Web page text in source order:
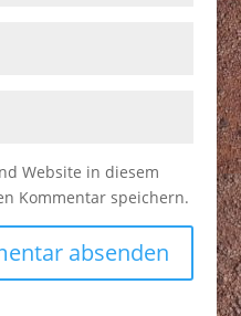
Website in diesem
Kommentar speichern.